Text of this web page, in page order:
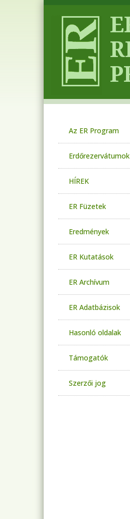
Az ER Program
Erdőrezervátumok
HÍREK
ER Füzetek
Eredmények
ER Kutatások
ER Archívum
ER Adatbázisok
Hasonló oldalak
Támogatók
Szerzői jog